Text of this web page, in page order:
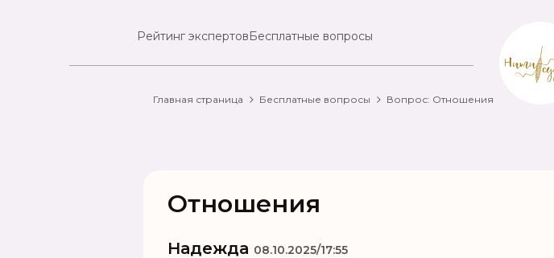
Рейтинг экспертовБесплатные вопросы
Главная страница Бесплатные вопросы Вопрос: Отношения
Отношения
Надежда 08.10.2025/17:55